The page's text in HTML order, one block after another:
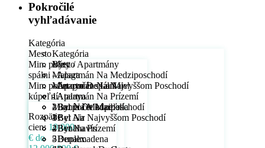
Pokročilé
vyhľadávanie
Kategória
Kategória
Byty / Apartmány
- Apartmán Na Medziposchodí
- Apartmán Na Najvyššom Poschodí
- Apartmán Na Prízemí
- Byt Na Medziposchodí
- Byt Na Najvyššom Poschodí
- Byt Na Prízemí
- Duplex
Mesto
Mesto
Malaga
- Arroyo De La Miel
- Atalaya
- Bahía De Marbella
- Bel Air
- Benahavís
- Benalmadena
Min. počet
spálni
Min. počet spálni
1
2
3
4
5
Min. počet
kúpeľní
Min. počet kúpeľní
1
2
3
Rozpätie
cien: 10.000
€ do